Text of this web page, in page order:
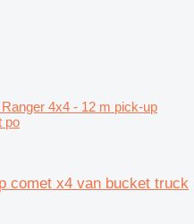
4x4 - 12 m pick-up
po
comet x4 van bucket truck